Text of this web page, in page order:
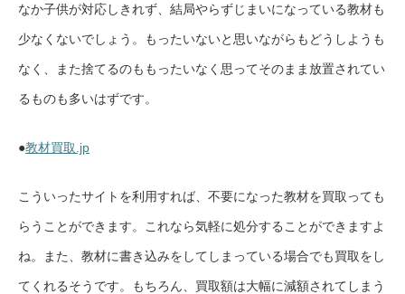
なか子供が対応しきれず、結局やらずじまいになっている教材も
少なくないでしょう。もったいないと思いながらもどうしようも
なく、また捨てるのももったいなく思ってそのまま放置されてい
るものも多いはずです。
●教材買取.jp
こういったサイトを利用すれば、不要になった教材を買取っても
らうことができます。これなら気軽に処分することができますよ
ね。また、教材に書き込みをしてしまっている場合でも買取をし
てくれるそうです。もちろん、買取額は大幅に減額されてしまう